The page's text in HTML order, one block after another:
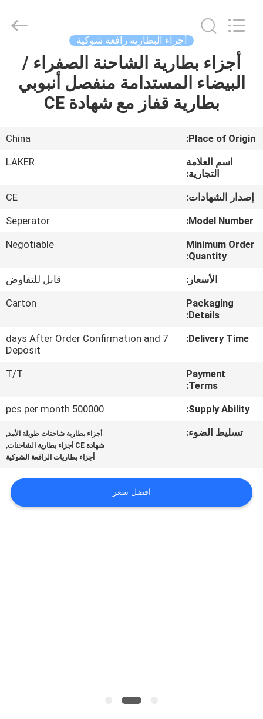
منزل
المنتجات
حول
جولة
في
المعمل
اتصل
خريطة
سياسة
الخصوصية
AUTOPARTS
CO.,LIMITED.
Reserved.
أجزاء البطارية رافعة شوكية
أجزاء بطارية الشاحنة الصفراء /
البيضاء المستدامة منفصل أنبوبي
بطارية قفاز مع شهادة CE
Place of Origin:
China
اسم العلامة
التجارية:
LAKER
إصدار الشهادات:
CE
Model Number:
Seperator
Minimum Order
Quantity:
Negotiable
الأسعار:
قابل للتفاوض
Packaging
Details:
Carton
Delivery Time:
7 days After Order Confirmation and
Deposit
Payment
Terms:
T/T
Supply Ability:
500000 pcs per month
تسليط الضوء:
أجزاء بطارية شاحنات طويلة الأمد,
شهادة CE أجزاء بطارية الشاحنات ,
أجزاء بطاريات الرافعة الشوكية
افضل سعر